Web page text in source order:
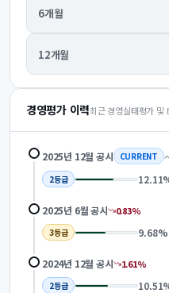
6개월
12개월
경영평가 이력최근 경영실태평가 및
2025년 12월 공시 CURRENT
2등급 12.11
2025년 6월공시 0.83%
3등급 9.68%
2024년 12월 공시 1.61%
2등급 10.51